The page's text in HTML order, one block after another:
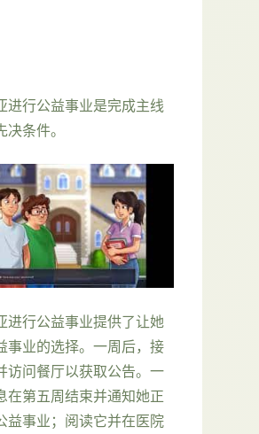
进行公益事业是完成主线
条件。
进行公益事业提供了让她
事业的选择。一周后，接
访问餐厅以获取公告。一
在第五周结束并通知她正
益事业；阅读它并在医院